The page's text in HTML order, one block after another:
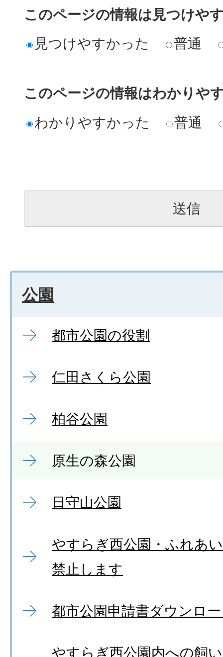
このページの情報は見つけや
見つけやすかった
普通
このページの情報はわかりや
わかりやすかった
普通
公園
都市公園の役割
仁田さくら公園
柏谷公園
原生の森公園
日守山公園
やすらぎ西公園・ふれあ
禁止します
都市公園申請書ダウンロ
やすらぎ西公園内への飼